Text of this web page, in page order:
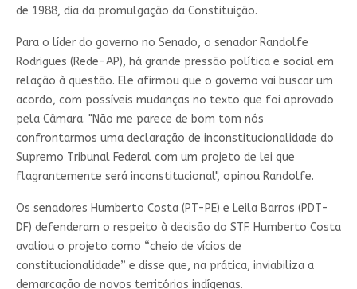
de 1988, dia da promulgação da Constituição.
Para o líder do governo no Senado, o senador Randolfe
Rodrigues (Rede-AP), há grande pressão política e social em
relação à questão. Ele afirmou que o governo vai buscar um
acordo, com possíveis mudanças no texto que foi aprovado
pela Câmara. "Não me parece de bom tom nós
confrontarmos uma declaração de inconstitucionalidade do
Supremo Tribunal Federal com um projeto de lei que
flagrantemente será inconstitucional", opinou Randolfe.
Os senadores Humberto Costa (PT-PE) e Leila Barros (PDT-
DF) defenderam o respeito à decisão do STF. Humberto Costa
avaliou o projeto como “cheio de vícios de
constitucionalidade” e disse que, na prática, inviabiliza a
demarcação de novos territórios indígenas.